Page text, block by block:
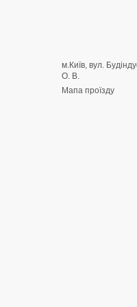
м.Київ, вул.
О. В.
Мапа проїзду